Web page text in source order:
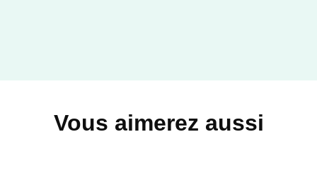
Vous aimerez aussi